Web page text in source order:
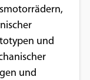
und
und